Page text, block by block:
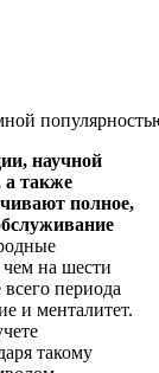
научной
а также
полное,
чем на шести
периода
и менталитет.
такому